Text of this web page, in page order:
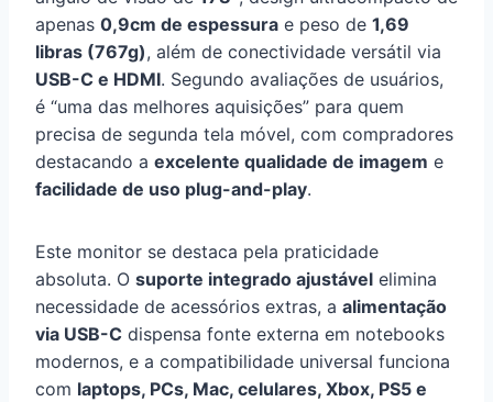
apenas 0,9cm de espessura e peso de 1,69
libras (767g), além de conectividade versátil via
USB-C e HDMI. Segundo avaliações de usuários,
é “uma das melhores aquisições” para quem
precisa de segunda tela móvel, com compradores
destacando a excelente qualidade de imagem e
facilidade de uso plug-and-play.
Este monitor se destaca pela praticidade
absoluta. O suporte integrado ajustável elimina
necessidade de acessórios extras, a alimentação
via USB-C dispensa fonte externa em notebooks
modernos, e a compatibilidade universal funciona
com laptops, PCs, Mac, celulares, Xbox, PS5 e